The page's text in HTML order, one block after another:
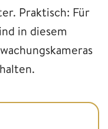
Praktisch: Für
in diesem